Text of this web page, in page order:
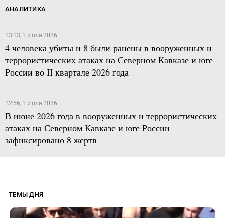
АНАЛИТИКА
13:13, 1 июля 2026
4 человека убиты и 8 были ранены в вооруженных и
террористических атаках на Северном Кавказе и юге
России во II квартале 2026 года
12:56, 1 июля 2026
В июне 2026 года в вооруженных и террористических
атаках на Северном Кавказе и юге России
зафиксировано 8 жертв
ТЕМЫ ДНЯ